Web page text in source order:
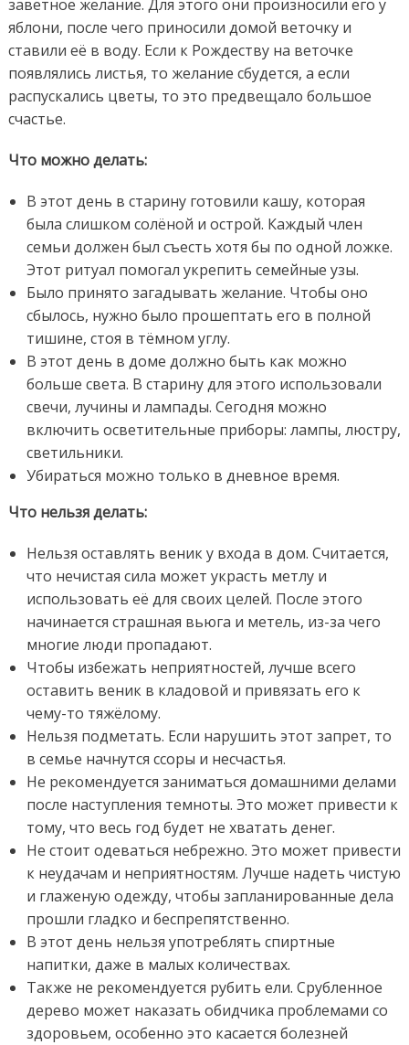
заветное желание. Для этого они произносили его у
яблони, после чего приносили домой веточку и
ставили её в воду. Если к Рождеству на веточке
появлялись листья, то желание сбудется, а если
распускались цветы, то это предвещало большое
счастье.
Что можно делать:
В этот день в старину готовили кашу, которая
была слишком солёной и острой. Каждый член
семьи должен был съесть хотя бы по одной ложке.
Этот ритуал помогал укрепить семейные узы.
Было принято загадывать желание. Чтобы оно
сбылось, нужно было прошептать его в полной
тишине, стоя в тёмном углу.
В этот день в доме должно быть как можно
больше света. В старину для этого использовали
свечи, лучины и лампады. Сегодня можно
включить осветительные приборы: лампы, люстру,
светильники.
Убираться можно только в дневное время.
Что нельзя делать:
Нельзя оставлять веник у входа в дом. Считается,
что нечистая сила может украсть метлу и
использовать её для своих целей. После этого
начинается страшная вьюга и метель, из-за чего
многие люди пропадают.
Чтобы избежать неприятностей, лучше всего
оставить веник в кладовой и привязать его к
чему-то тяжёлому.
Нельзя подметать. Если нарушить этот запрет, то
в семье начнутся ссоры и несчастья.
Не рекомендуется заниматься домашними делами
после наступления темноты. Это может привести к
тому, что весь год будет не хватать денег.
Не стоит одеваться небрежно. Это может привести
к неудачам и неприятностям. Лучше надеть чистую
и глаженую одежду, чтобы запланированные дела
прошли гладко и беспрепятственно.
В этот день нельзя употреблять спиртные
напитки, даже в малых количествах.
Также не рекомендуется рубить ели. Срубленное
дерево может наказать обидчика проблемами со
здоровьем, особенно это касается болезней